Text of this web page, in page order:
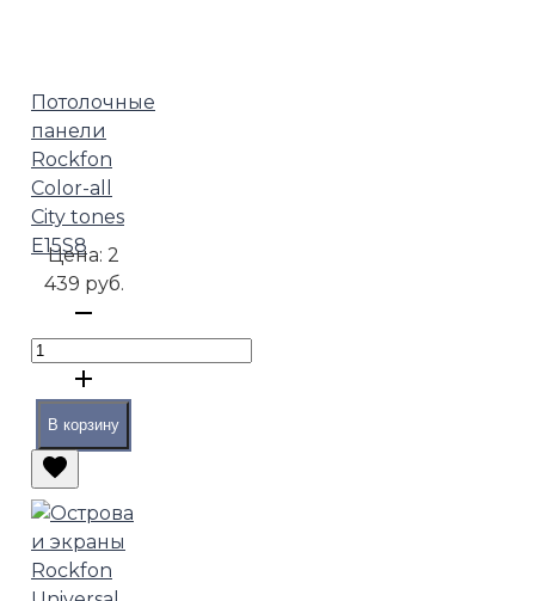
Потолочные
панели
Rockfon
Color-all
City tones
E15S8
Цена:2
439 руб.
В корзину